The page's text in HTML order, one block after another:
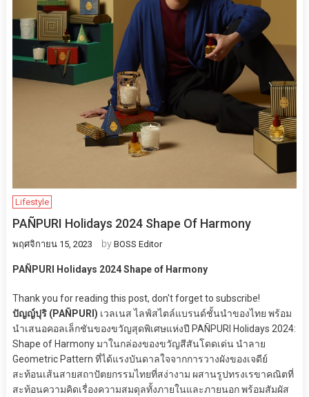
Lifestyle
PAÑPURI Holidays 2024 Shape Of Harmony
พฤศจิกายน 15, 2023 by BOSS Editor
PAÑPURI Holidays 2024Shape of Harmony
Thank you for reading this post, don't forget to subscribe!
ปัญญ์ปุริ (PAÑPURI) เวลเนส ไลฟ์สไตล์แบรนด์ชั้นนำของไทย พร้อม
นำเสนอคอลเล็กชันของขวัญสุดพิเศษแห่งปี PAÑPURI Holidays 2024:
Shape of Harmony มาในกล่องของขวัญสีสันโดดเด่น นำลาย
Geometric Pattern ที่ได้แรงบันดาลใจจากการวางผังของเจดีย์
สะท้อนเส้นสายสถาปัตยกรรมไทยที่สง่างาม ผสานรูปทรงเรขาคณิตที่
สะท้อนความคิดเรื่องความสมดุลทั้งภายในและภายนอก พร้อมสัมผัส